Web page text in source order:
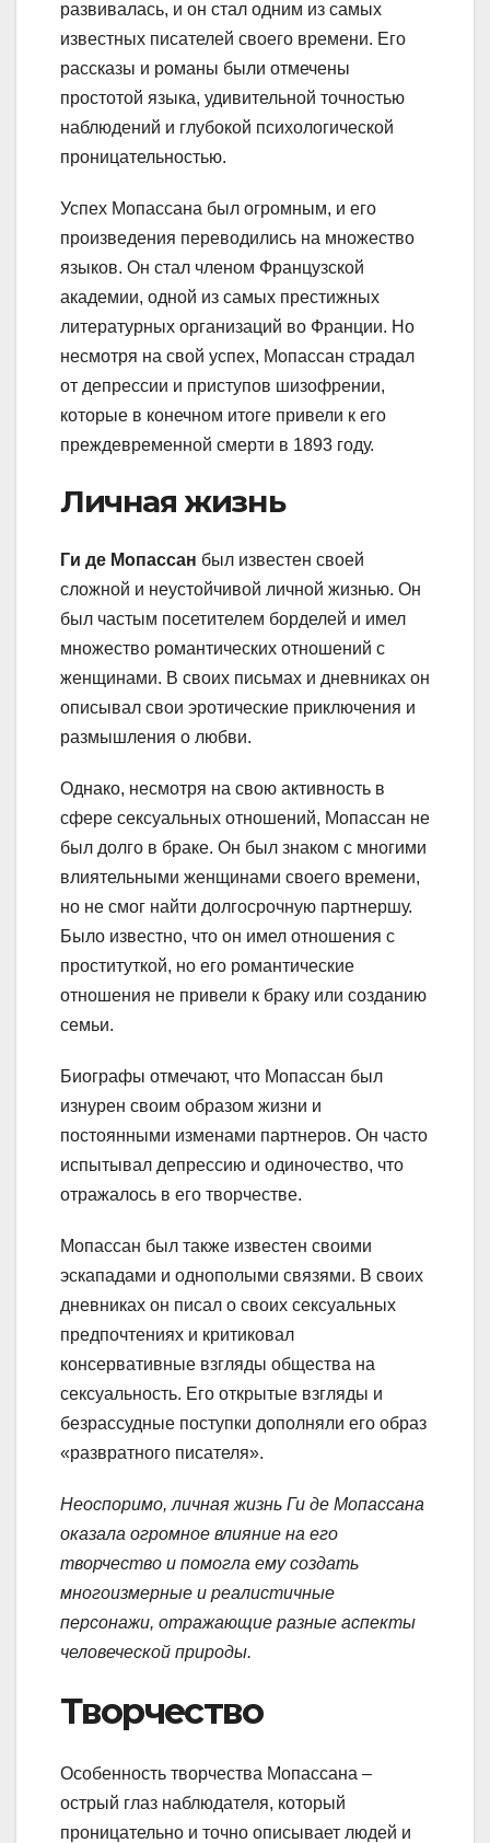
развивалась, и он стал одним из самых
известных писателей своего времени. Его
рассказы и романы были отмечены
простотой языка, удивительной точностью
наблюдений и глубокой психологической
проницательностью.
Успех Мопассана был огромным, и его
произведения переводились на множество
языков. Он стал членом Французской
академии, одной из самых престижных
литературных организаций во Франции. Но
несмотря на свой успех, Мопассан страдал
от депрессии и приступов шизофрении,
которые в конечном итоге привели к его
преждевременной смерти в 1893 году.
Личная жизнь
Ги де Мопассан был известен своей
сложной и неустойчивой личной жизнью. Он
был частым посетителем борделей и имел
множество романтических отношений с
женщинами. В своих письмах и дневниках он
описывал свои эротические приключения и
размышления о любви.
Однако, несмотря на свою активность в
сфере сексуальных отношений, Мопассан не
был долго в браке. Он был знаком с многими
влиятельными женщинами своего времени,
но не смог найти долгосрочную партнершу.
Было известно, что он имел отношения с
проституткой, но его романтические
отношения не привели к браку или созданию
семьи.
Биографы отмечают, что Мопассан был
изнурен своим образом жизни и
постоянными изменами партнеров. Он часто
испытывал депрессию и одиночество, что
отражалось в его творчестве.
Мопассан был также известен своими
эскападами и однополыми связями. В своих
дневниках он писал о своих сексуальных
предпочтениях и критиковал
консервативные взгляды общества на
сексуальность. Его открытые взгляды и
безрассудные поступки дополняли его образ
«развратного писателя».
Неоспоримо, личная жизнь Ги де Мопассана
оказала огромное влияние на его
творчество и помогла ему создать
многоизмерные и реалистичные
персонажи, отражающие разные аспекты
человеческой природы.
Творчество
Особенность творчества Мопассана –
острый глаз наблюдателя, который
проницательно и точно описывает людей и